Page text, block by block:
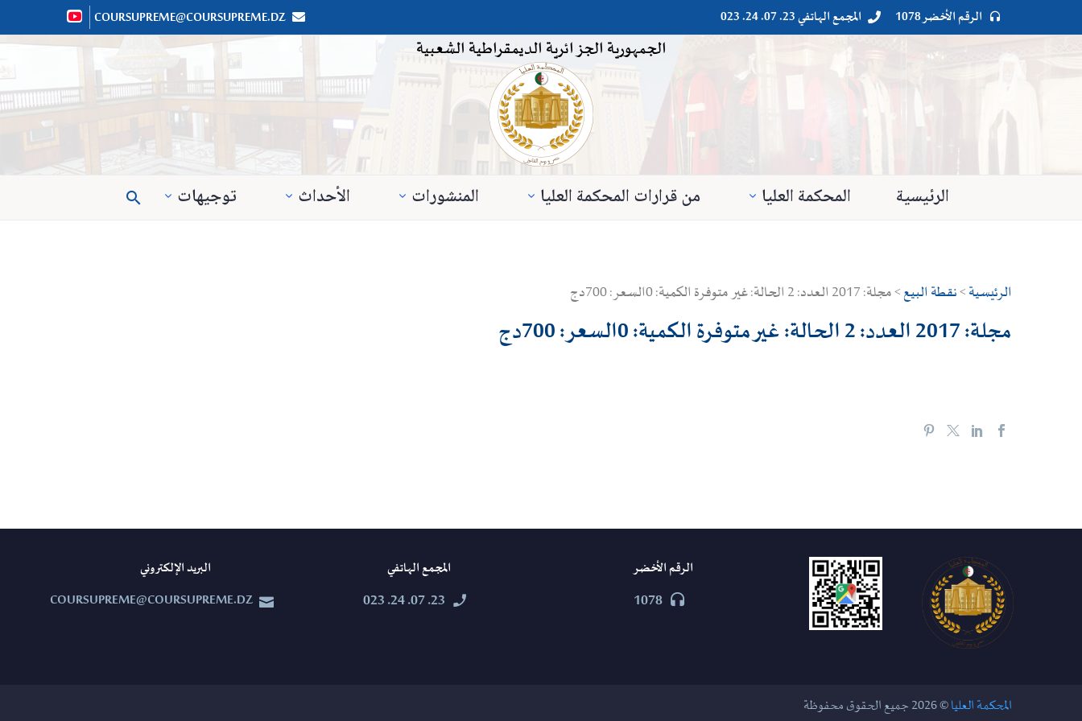

 الرقم الأخضر 1078 
 المجمع الهاتفي 23. 07. 24. 023 

COURSUPREME@COURSUPREME.DZ
الجمهورية الجزائرية الديمقراطية الشعبية
الرئيسية المحكمة العليا من قرارات المحكمة العليا المنشورات الأحداث توجيهات 
الرئيسية>نقطة البيع> مجلة: 2017 العدد: 2 الحالة: غير متوفرة الكمية: 0السعر: 700دج
مجلة: 2017 العدد: 2 الحالة: غير متوفرة الكمية: 0السعر: 700دج
البريد الإلكتروني


COURSUPREME@COURSUPREME.DZ
المجمع الهاتفي


23. 07. 24. 023
الرقم الأخضر


1078
المحكمة العليا© 2026 جميع الحقوق محفوظة